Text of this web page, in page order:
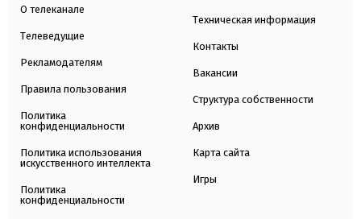
О телеканале
Телеведущие
Рекламодателям
Правила пользования
Политика
конфиденциальности
Политика использования
искусственного интеллекта
Политика
конфиденциальности
Техническая информация
Контакты
Вакансии
Структура собственности
Архив
Карта сайта
Игры